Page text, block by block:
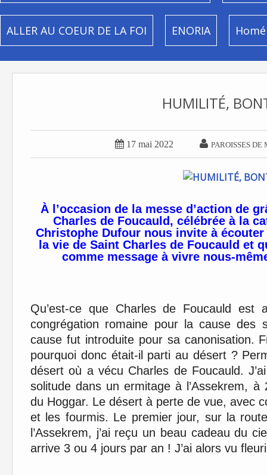
ALLER AU COEUR DE LA FOI ENORIA
HUMILITÉ,
 17 mai 2022  PAROISSES DE
À l’occasion de la messe d’action de
Charles de Foucauld, célébrée à la
Christophe Dufour nous invite à
la vie de Saint Charles de Foucauld et
comme message à vivre nous-
Qu’est-ce que Charles de Foucauld
congrégation romaine pour la cause des
cause fut introduite pour sa canonisation.
pourquoi donc était-il parti au désert ?
désert où a vécu Charles de Foucauld.
solitude dans un ermitage à l’Assekrem,
du Hoggar. Le désert à perte de vue, avec
et les fourmis. Le premier jour, sur la
l’Assekrem, j’ai reçu un beau cadeau du
arrive 3 ou 4 jours par an ! J’ai alors vu